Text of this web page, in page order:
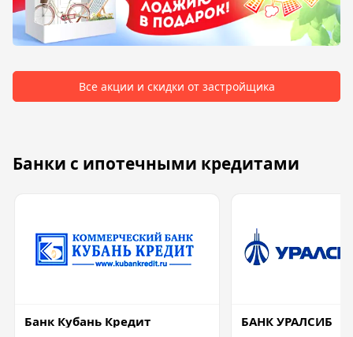
Все акции и скидки от застройщика
Банки с ипотечными кредитами
Банк Кубань Кредит БАНК УРАЛСИБ